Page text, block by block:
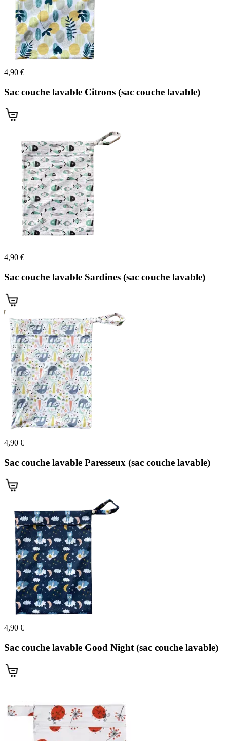
4,90 €
Sac couche lavable Citrons (sac couche lavable)
4,90 €
Sac couche lavable Sardines (sac couche lavable)
4,90 €
Sac couche lavable Paresseux (sac couche lavable)
4,90 €
Sac couche lavable Good Night (sac couche lavable)